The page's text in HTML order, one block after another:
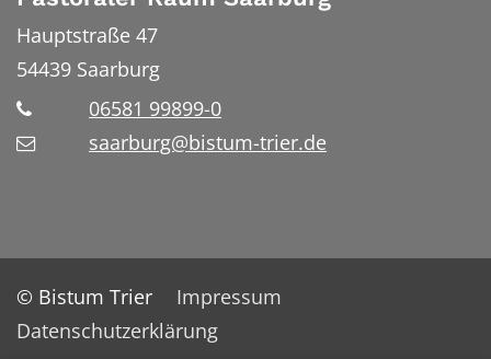
Hauptstraße 47
54439 Saarburg
06581 99899-0
saarburg@bistum-trier.de
© Bistum Trier
Impressum
Datenschutzerklärung